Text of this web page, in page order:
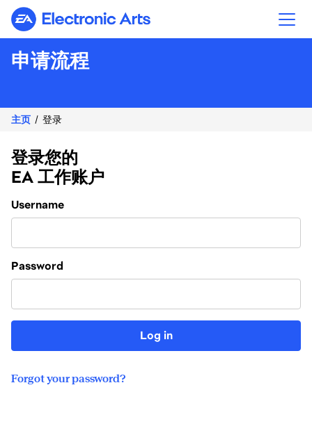
Electronic Arts
申请流程
主页 登录
登录您的
EA 工作账户
Login
Username
Password
Log in
Forgot your password?